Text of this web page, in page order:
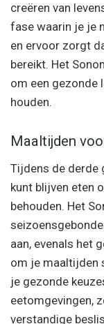
creëren van
fase waarin je je
en ervoor zorgt
bereikt. Het
om een gezonde
houden.
Maaltijden
Tijdens de derde
kunt blijven eten
behouden. Het
aan, evenals het
om je maaltijden
je gezonde
eetomgevingen,
verstandige